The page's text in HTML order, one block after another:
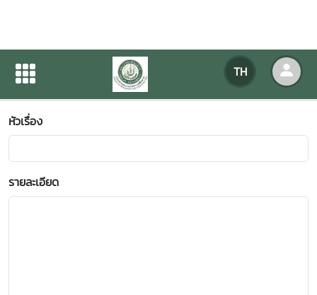
TH
ข้อเสนอแนะ-ข้อร้องเรียน
ข้อเสนอแนะ-ข้อร้องเรียน
หัวเรื่อง
รายละเอียด